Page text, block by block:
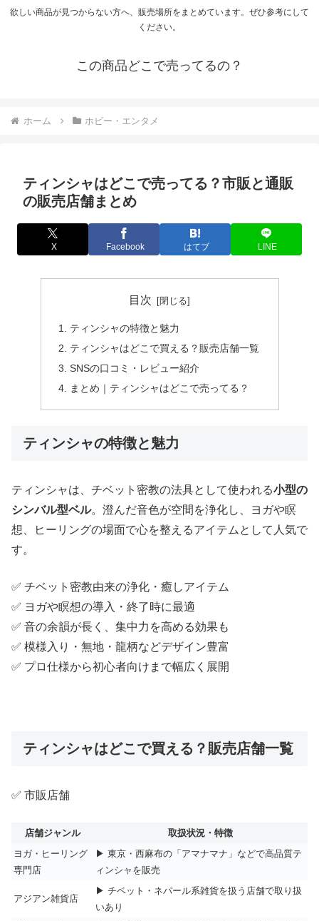
欲しい商品が見つからない方へ、販売場所をまとめています。ぜひ参考にして
ください。
この商品どこで売ってるの？
ホーム ホビー・エンタメ
ティンシャはどこで売ってる？市販と通販
の販売店舗まとめ
X Facebook はてブ LINE
目次
ティンシャの特徴と魅力
ティンシャはどこで買える？販売店舗一覧
SNSの口コミ・レビュー紹介
まとめ｜ティンシャはどこで売ってる？
ティンシャの特徴と魅力
ティンシャは、チベット密教の法具として使われる小型の
シンバル型ベル。澄んだ音色が空間を浄化し、ヨガや瞑
想、ヒーリングの場面で心を整えるアイテムとして人気で
す。
✅ チベット密教由来の浄化・癒しアイテム
✅ ヨガや瞑想の導入・終了時に最適
✅ 音の余韻が長く、集中力を高める効果も
✅ 模様入り・無地・龍柄などデザイン豊富
✅ プロ仕様から初心者向けまで幅広く展開
ティンシャはどこで買える？販売店舗一覧
✅ 市販店舗
店舗ジャンル
取扱状況・特徴
ヨガ・ヒーリング
専門店
▶ 東京・西麻布の「アマナマナ」などで高品質テ
ィンシャを販売
アジアン雑貨店
▶ チベット・ネパール系雑貨を扱う店舗で取り扱
いあり